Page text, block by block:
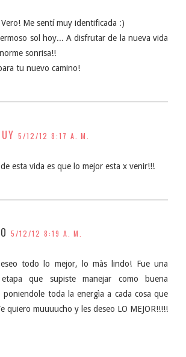
Me sentí muy identificada :)
sol hoy... A disfrutar de la nueva vida
sonrisa!!
tu nuevo camino!
5/12/12 8:17 A. M.
esta vida es que lo mejor esta x venir!!!
5/12/12 8:19 A. M.
todo lo mejor, lo màs lindo! Fue una
etapa que supiste manejar como buena
poniendole toda la energìa a cada cosa que
quiero muuuucho y les deseo LO MEJOR!!!!!